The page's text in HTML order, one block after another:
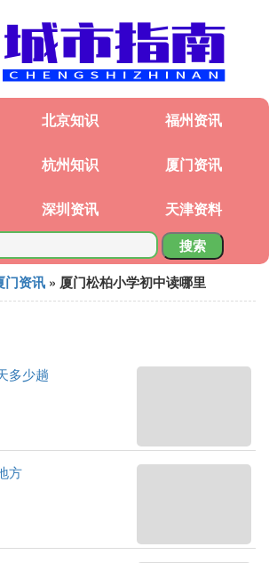
北京知识 福州资讯
杭州知识 厦门资讯
深圳资讯 天津资料
搜索
门资讯 » 厦门松柏小学初中读哪里
多少趟
方